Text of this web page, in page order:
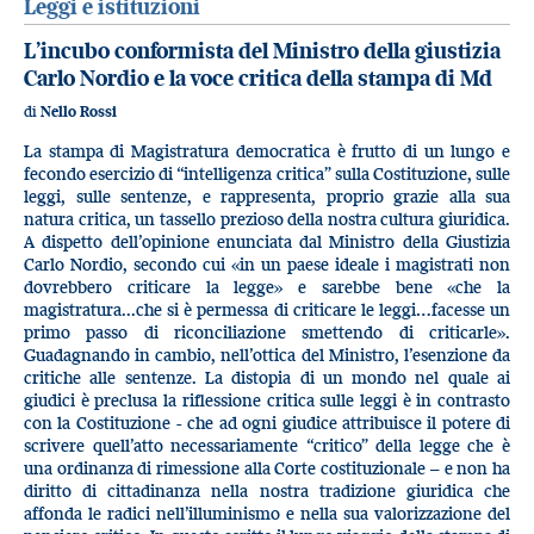
Leggi e istituzioni
L’incubo conformista del Ministro della giustizia
Carlo Nordio e la voce critica della stampa di Md
di Nello Rossi
La stampa di Magistratura democratica è frutto di un lungo e
fecondo esercizio di “intelligenza critica” sulla Costituzione, sulle
leggi, sulle sentenze, e rappresenta, proprio grazie alla sua
natura critica, un tassello prezioso della nostra cultura giuridica.
A dispetto dell’opinione enunciata dal Ministro della Giustizia
Carlo Nordio, secondo cui «in un paese ideale i magistrati non
dovrebbero criticare la legge» e sarebbe bene «che la
magistratura...che si è permessa di criticare le leggi…facesse un
primo passo di riconciliazione smettendo di criticarle».
Guadagnando in cambio, nell’ottica del Ministro, l’esenzione da
critiche alle sentenze. La distopia di un mondo nel quale ai
giudici è preclusa la riflessione critica sulle leggi è in contrasto
con la Costituzione - che ad ogni giudice attribuisce il potere di
scrivere quell’atto necessariamente “critico” della legge che è
una ordinanza di rimessione alla Corte costituzionale – e non ha
diritto di cittadinanza nella nostra tradizione giuridica che
affonda le radici nell’illuminismo e nella sua valorizzazione del